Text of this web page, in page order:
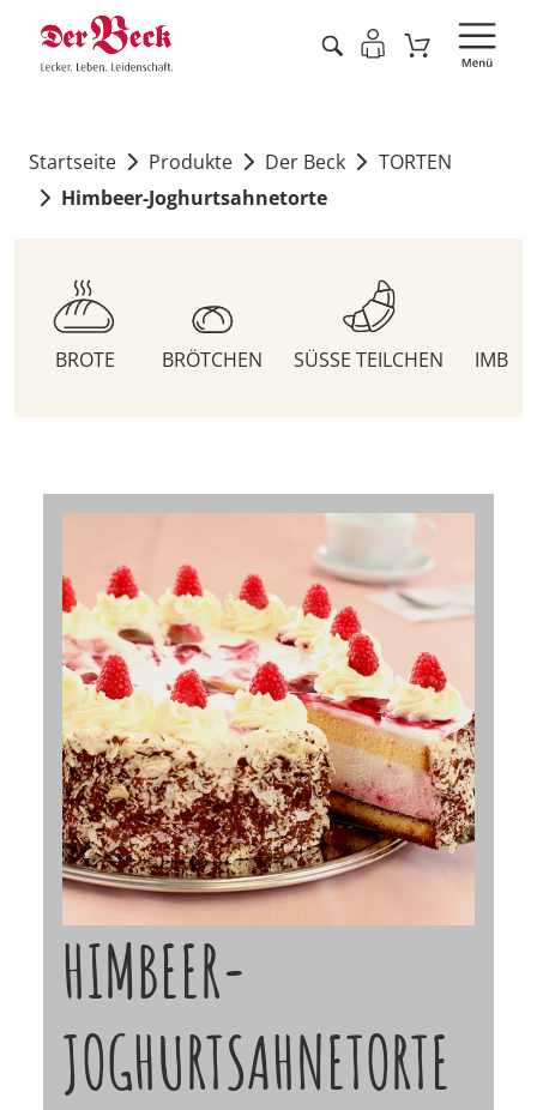
Startseite Produkte Der Beck
TORTEN
Himbeer-Joghurtsahnetorte
BROTE BRÖTCHEN SÜSSE TEILCHEN
HIMBEER-
JOGHURTSAHNETORTE